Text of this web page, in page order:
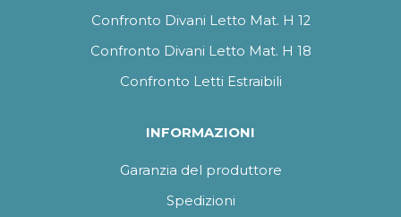
Confronto Divani Letto Mat. H 12
Confronto Divani Letto Mat. H 18
Confronto Letti Estraibili
INFORMAZIONI
Garanzia del produttore
Spedizioni